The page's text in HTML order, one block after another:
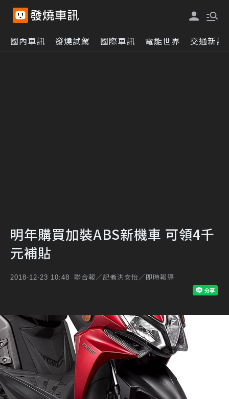
國內車訊 發燒試駕 國際車訊 電能世界 交通新訊
明年購買加裝ABS新機車 可領4千
元補貼
2018-12-23 10:48 聯合報／記者洪安怡╱即時報導